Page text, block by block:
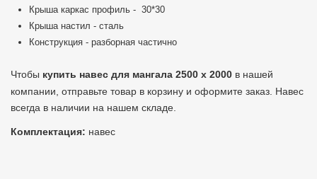
Крыша каркас профиль - 30*30
Крыша настил - сталь
Конструкция - разборная частично
Чтобы купить навес для мангала 2500 х 2000 в нашей
компании, отправьте товар в корзину и оформите заказ. Навес
всегда в наличии на нашем складе.
Комплектация: навес